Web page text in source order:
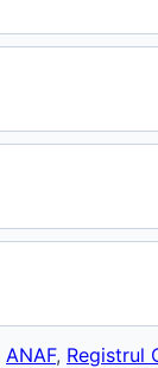
ANAF, Registrul